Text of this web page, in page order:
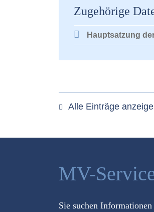
Zugehörige
Hauptsatzung
Alle Einträge
MV-
Sie suchen